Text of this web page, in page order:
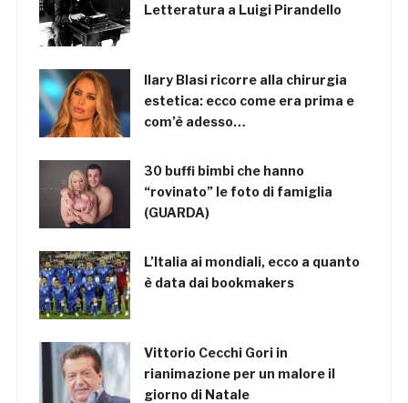
Letteratura a Luigi Pirandello
Ilary Blasi ricorre alla chirurgia
estetica: ecco come era prima e
com’è adesso…
30 buffi bimbi che hanno
“rovinato” le foto di famiglia
(GUARDA)
L’Italia ai mondiali, ecco a quanto
è data dai bookmakers
Vittorio Cecchi Gori in
rianimazione per un malore il
giorno di Natale